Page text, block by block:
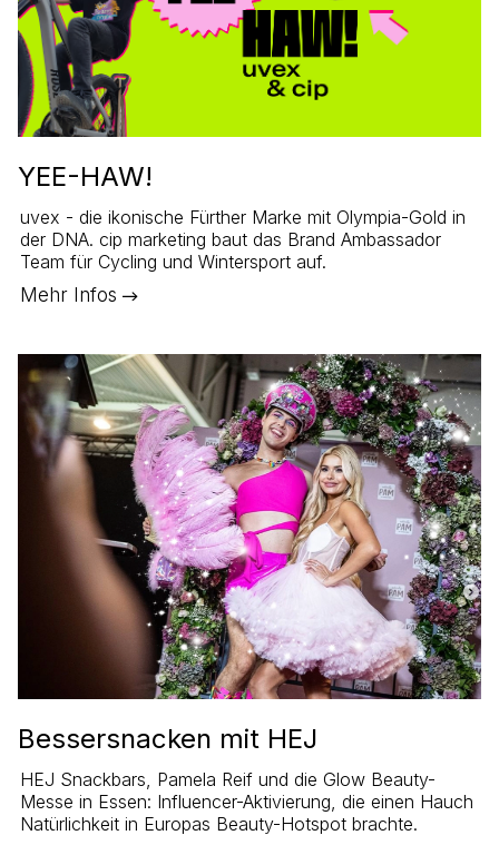
YEE-HAW!
uvex - die ikonische Fürther Marke mit Olympia-Gold in
der DNA. cip marketing baut das Brand Ambassador
Team für Cycling und Wintersport auf.
Mehr Infos
Bessersnacken mit HEJ
HEJ Snackbars, Pamela Reif und die Glow Beauty-
Messe in Essen: Influencer-Aktivierung, die einen Hauch
Natürlichkeit in Europas Beauty-Hotspot brachte.